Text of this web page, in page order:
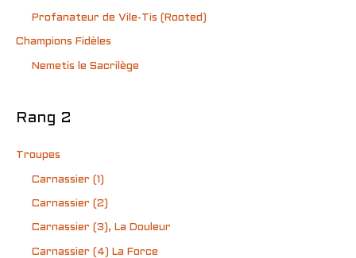
Profanateur de Vile-Tis (Rooted)
Champions Fidèles
Nemetis le Sacrilège
Rang 2
Troupes
Carnassier (1)
Carnassier (2)
Carnassier (3), La Douleur
Carnassier (4) La Force